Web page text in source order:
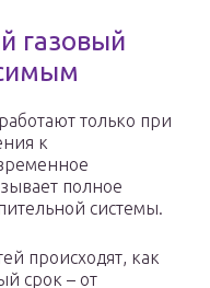
газовый
только при
к
полное
системы.
происходят, как
срок – от